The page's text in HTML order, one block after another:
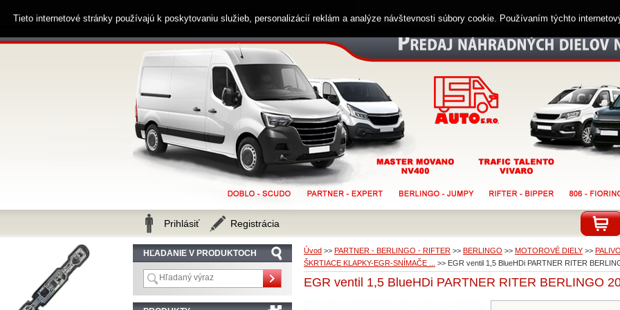
Úvod >> PARTNER - BERLINGO - RIFTER >> BERLINGO >> MOTOROVÉ DIELY >>
ŠKRTIACE KLAPKY-EGR-SNÍMAČE ...
>> EGR ventil 1,5 BlueHDi PARTNER RITER
EGR ventil 1,5 BlueHDi PARTNER RITER BERLINGO
HĽADANIE V PRODUKTOCH
Zákaznícka linka 0914 238 482
Prihlásiť Registrácia
Tieto internetové stránky používajú k poskytovaniu služieb, personalizácií reklám a analýze návštevnosti súbory cookie. Používaním týchto